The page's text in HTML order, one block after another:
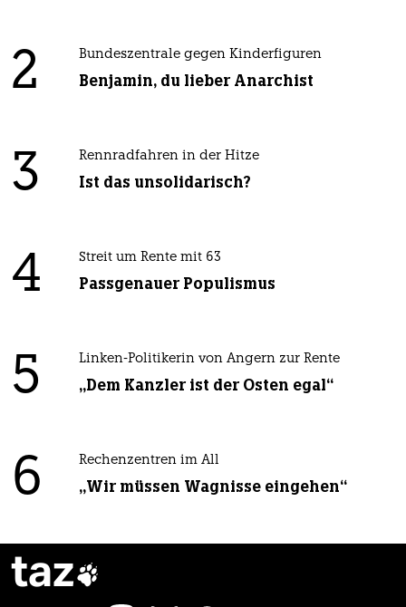
2 Bundeszentrale gegen Kinderfiguren
Benjamin, du lieber Anarchist
3 Rennradfahren in der Hitze
Ist das unsolidarisch?
4 Streit um Rente mit 63
Passgenauer Populismus
5 Linken-Politikerin von Angern zur Rente
„Dem Kanzler ist der Osten egal“
6 Rechenzentren im All
„Wir müssen Wagnisse eingehen“
taz